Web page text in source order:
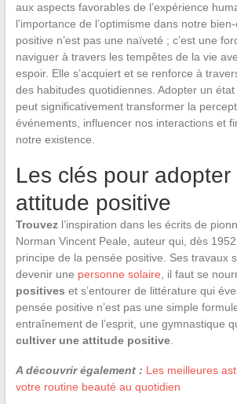
aux aspects favorables de l’expérience
l’importance de l’optimisme dans notre
positive n’est pas une naïveté ; c’est une
naviguer à travers les tempêtes de la vie
espoir. Elle s’acquiert et se renforce à
des habitudes quotidiennes. Adopter un état
peut significativement transformer la
événements, influencer nos interactions et
notre existence.
Les clés pour adopter
attitude positive
Trouvezl’inspiration dans les écrits de
Norman Vincent Peale, auteur qui, dès
principe de la pensée positive. Ses travaux
devenir une personne solaire , il faut se
positives et s’entourer de littérature qui
pensée positive n’est pas une simple
entraînement de l’esprit, une gymnastique
cultiver une attitude positive.
A découvrir également : Les meilleures
votre routine beauté au quotidien